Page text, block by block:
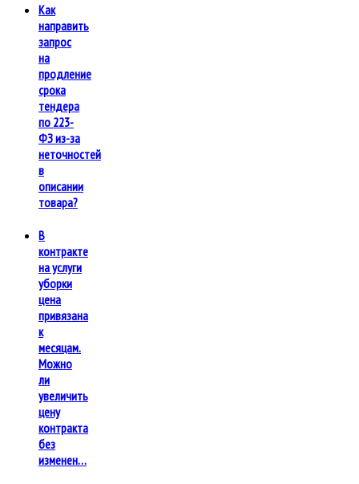
Как
направить
запрос
на
продление
срока
тендера
по 223-
ФЗ из-за
неточностей
в
описании
товара?
В
контракте
на услуги
уборки
цена
привязана
к
месяцам.
Можно
ли
увеличить
цену
контракта
без
изменен…